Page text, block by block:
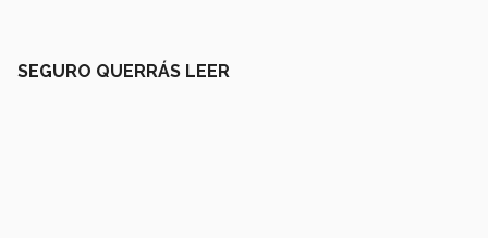
SEGURO QUERRÁS LEER